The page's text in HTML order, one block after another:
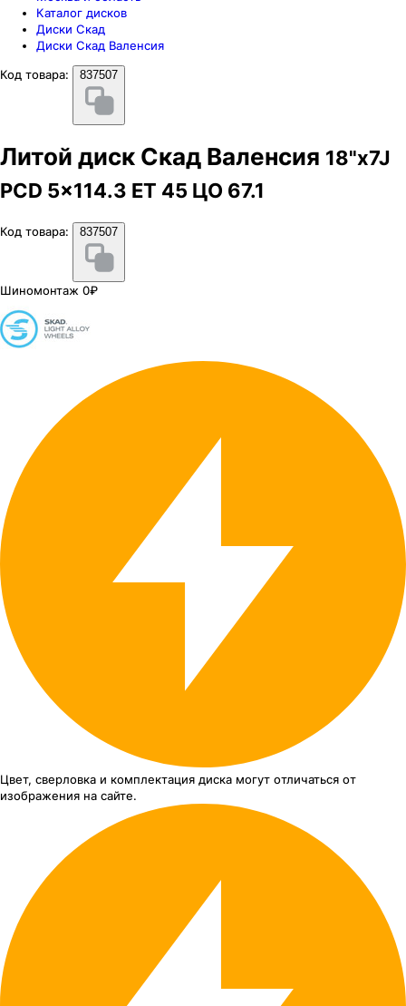
Каталог дисков
Диски Скад
Диски Скад Валенсия
Код товара:
837507
Литой диск Скад Валенсия 18"x7J
PCD 5x114.3 ЕТ 45 ЦО 67.1
Код товара: 837507
Шиномонтаж 0₽
Цвет, сверловка и комплектация диска могут отличаться от
изображения на сайте.